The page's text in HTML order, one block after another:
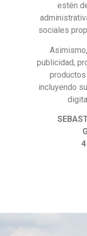
estén
sociales
publicidad,
incluyendo